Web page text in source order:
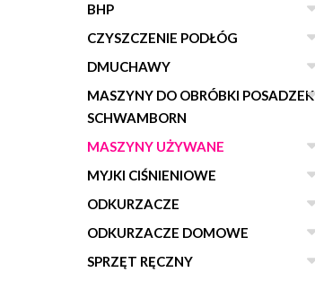
BHP
CZYSZCZENIE PODŁÓG
DMUCHAWY
MASZYNY DO OBRÓBKI POSADZEK
SCHWAMBORN
MASZYNY UŻYWANE
MYJKI CIŚNIENIOWE
ODKURZACZE
ODKURZACZE DOMOWE
SPRZĘT RĘCZNY